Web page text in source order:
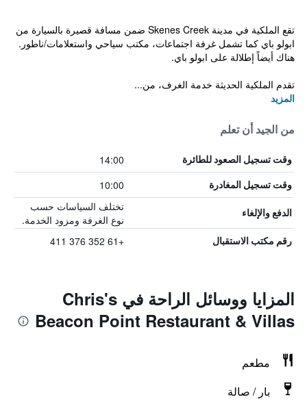
تقع الملكية في مدينة Skenes Creek ضمن مسافة قصيرة بالسيارة من
ابولو باي كما تشمل غرفة اجتماعات، مكتب سياحي واستعلامات/ناطور.
هناك أيضاً إطلالة على ابولو باي.
تقدم الملكية الحديثة خدمة الغرف، من...
المزيد
من الجيد أن تعلم
وقت تسجيل الصعود للطائرة 14:00
وقت تسجيل المغادرة 10:00
الدفع والإلغاء
تختلف السياسات حسب
نوع الغرفة ومزود الخدمة.
رقم مكتب الاستقبال +61 352 376 411
المزايا ووسائل الراحة في Chris's
Beacon Point Restaurant & Villas
مطعم
بار / صالة